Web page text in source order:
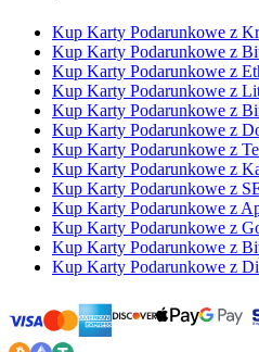
Kup Karty Podarunkowe z
Kup Karty Podarunkowe z
Kup Karty Podarunkowe z
Kup Karty Podarunkowe z
Kup Karty Podarunkowe z
Kup Karty Podarunkowe z
Kup Karty Podarunkowe z
Kup Karty Podarunkowe z
Kup Karty Podarunkowe z
Kup Karty Podarunkowe z
Kup Karty Podarunkowe z
Kup Karty Podarunkowe z
Kup Karty Podarunkowe z